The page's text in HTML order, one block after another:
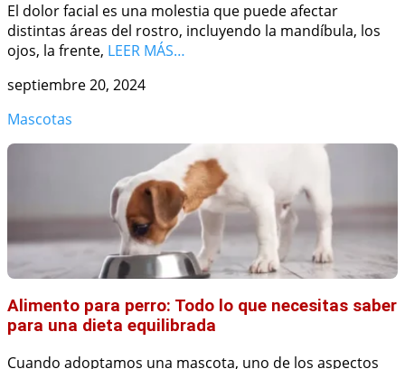
El dolor facial es una molestia que puede afectar
distintas áreas del rostro, incluyendo la mandíbula, los
ojos, la frente, LEER MÁS…
septiembre 20, 2024
Mascotas
Alimento para perro: Todo lo que necesitas saber
para una dieta equilibrada
Cuando adoptamos una mascota, uno de los aspectos